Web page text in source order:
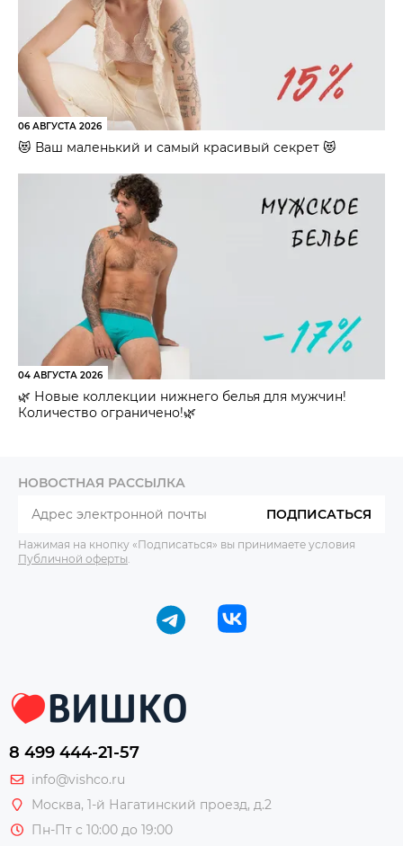
06 АВГУСТА 2026
😻 Ваш маленький и самый красивый секрет 😻
04 АВГУСТА 2026
🌿 Новые коллекции нижнего белья для мужчин!
Количество ограничено!🌿
НОВОСТНАЯ РАССЫЛКА
ПОДПИСАТЬСЯ
Нажимая на кнопку «Подписаться» вы принимаете условия
Публичной оферты
8 499 444-21-57
info@vishco.ru
Москва, 1-й Нагатинский проезд, д.2
Пн-Пт с 10:00 до 19:00